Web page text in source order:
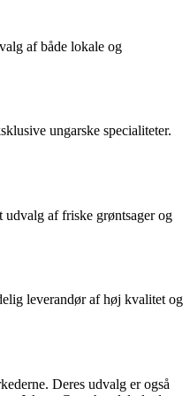
af både lokale og
ungarske specialiteter.
udvalg af friske grøntsager og
leverandør af høj kvalitet og
Deres udvalg er også